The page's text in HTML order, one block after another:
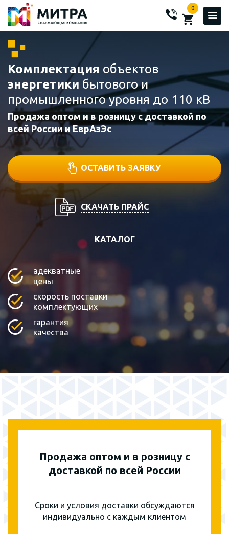
0
Комплектация объектов
энергетики бытового и
промышленного уровня до 110 кВ
Продажа оптом и в розницу с доставкой по
всей России и ЕврАзЭс
ОСТАВИТЬ ЗАЯВКУ
СКАЧАТЬ ПРАЙС
КАТАЛОГ
адекватные
цены
скорость поставки
комплектующих
гарантия
качества
Продажа оптом и в розницу с
доставкой по всей России
Сроки и условия доставки обсуждаются
индивидуально с каждым клиентом